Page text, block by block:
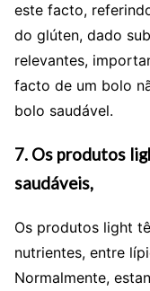
este facto,
do glúten, dado
relevantes,
facto de um bolo
bolo saudável.
7. Os produtos
saudáveis,
Os produtos light
nutrientes, entre
Normalmente,